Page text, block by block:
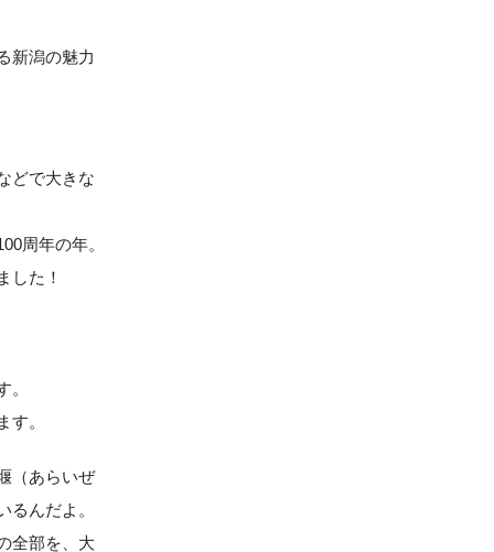
新潟の魅力
どで大きな
周年の年。
した！
。
（あらいぜ
んだよ。
全部を、大